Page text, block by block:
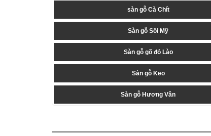
sàn gỗ Cà Chít
Sàn gỗ Sồi Mỹ
Sàn gỗ gõ đỏ Lào
Sàn gỗ Keo
Sàn gỗ Hương Vân